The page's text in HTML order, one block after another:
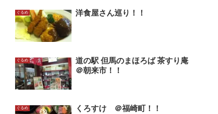
ぐるめ 洋食屋さん巡り！！
ぐるめ
道の駅 但馬のまほろば 茶すり庵
＠朝来市！！
ぐるめ くろすけ ＠福崎町！！